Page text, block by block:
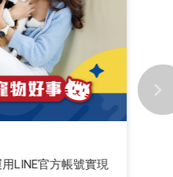
潛力！打造近100%旅